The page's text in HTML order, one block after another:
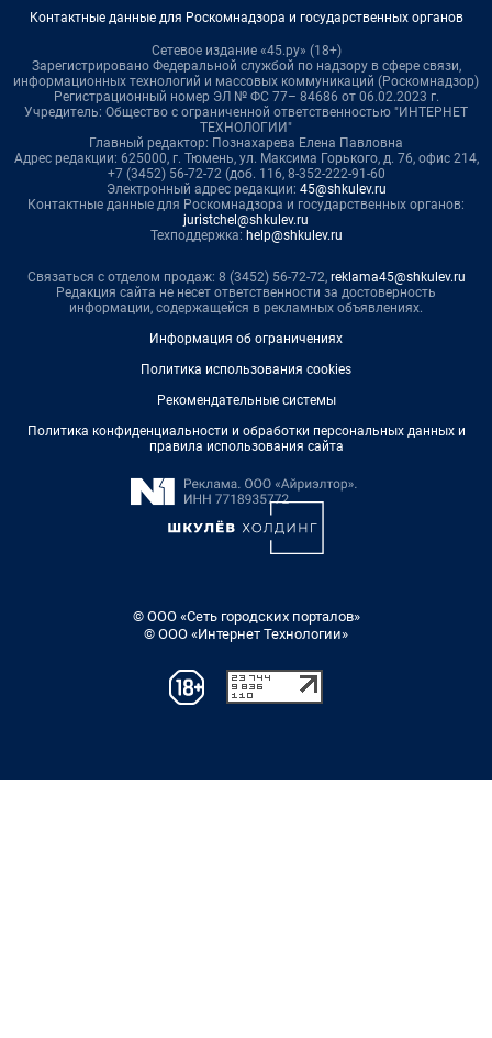
Контактные данные для Роскомнадзора и государственных органов
Сетевое издание «45.ру» (18+)
Зарегистрировано Федеральной службой по надзору в сфере связи,
информационных технологий и массовых коммуникаций (Роскомнадзор)
Регистрационный номер ЭЛ № ФС 77– 84686 от 06.02.2023 г.
Учредитель: Общество с ограниченной ответственностью "ИНТЕРНЕТ
ТЕХНОЛОГИИ"
Главный редактор: Познахарева Елена Павловна
Адрес редакции: 625000, г. Тюмень, ул. Максима Горького, д. 76, офис 214,
+7 (3452) 56-72-72 (доб. 116, 8-352-222-91-60
Электронный адрес редакции: 45@shkulev.ru
Контактные данные для Роскомнадзора и государственных органов:
juristchel@shkulev.ru
Техподдержка: help@shkulev.ru
Связаться с отделом продаж: 8 (3452) 56-72-72, reklama45@shkulev.ru
Редакция сайта не несет ответственности за достоверность
информации, содержащейся в рекламных объявлениях.
Информация об ограничениях
Политика использования cookies
Рекомендательные системы
Политика конфиденциальности и обработки персональных данных и
правила использования сайта
© ООО «Сеть городских порталов»
© ООО «Интернет Технологии»